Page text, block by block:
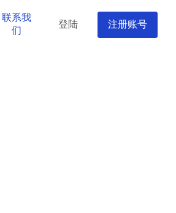
联系我
们
登陆 注册账号